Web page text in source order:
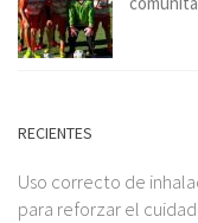
RECIENTES
Uso correcto de
para reforzar el